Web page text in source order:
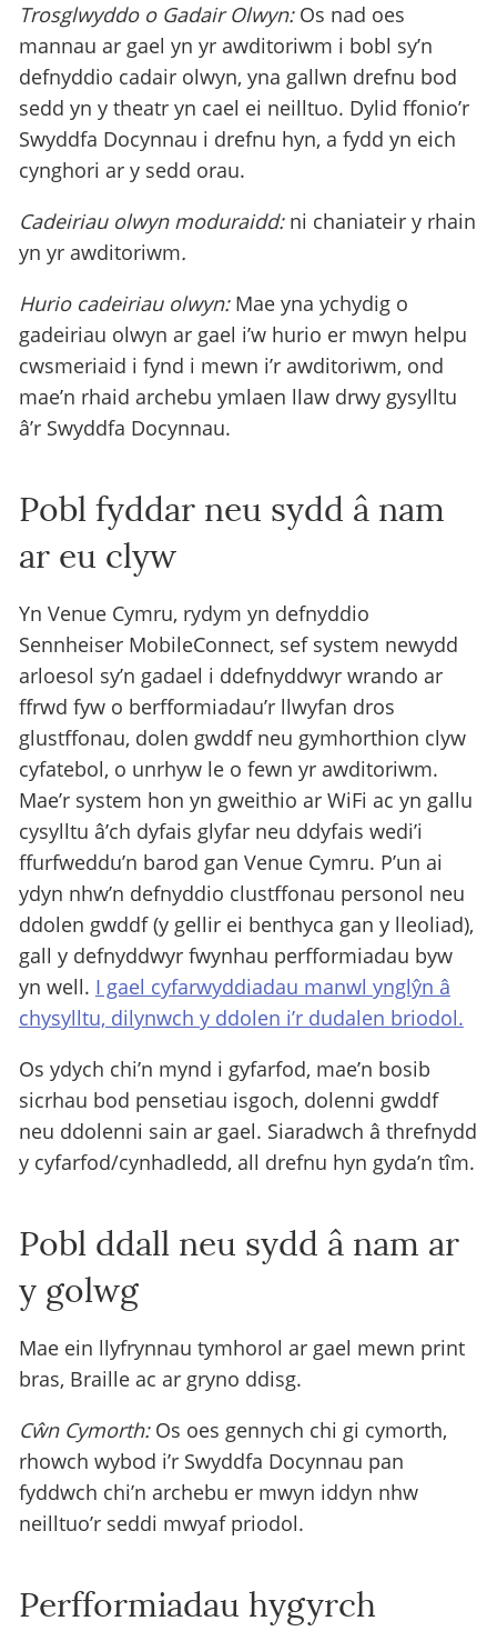
Trosglwyddo o Gadair Olwyn:Os nad oes
mannau ar gael yn yr awditoriwm i bobl sy’n
defnyddio cadair olwyn, yna gallwn drefnu bod
sedd yn y theatr yn cael ei neilltuo. Dylid ffonio’r
Swyddfa Docynnau i drefnu hyn, a fydd yn eich
cynghori ar y sedd orau.
Cadeiriau olwyn moduraidd: ni chaniateir y rhain
yn yr awditoriwm.
Hurio cadeiriau olwyn:Mae yna ychydig o
gadeiriau olwyn ar gael i’w hurio er mwyn helpu
cwsmeriaid i fynd i mewn i’r awditoriwm, ond
mae’n rhaid archebu ymlaen llaw drwy gysylltu
â’r Swyddfa Docynnau.
Pobl fyddar neu sydd â nam
ar eu clyw
Yn Venue Cymru, rydym yn defnyddio
Sennheiser MobileConnect, sef system newydd
arloesol sy’n gadael i ddefnyddwyr wrando ar
ffrwd fyw o berfformiadau’r llwyfan dros
glustffonau, dolen gwddf neu gymhorthion clyw
cyfatebol, o unrhyw le o fewn yr awditoriwm.
Mae’r system hon yn gweithio ar WiFi ac yn gallu
cysylltu â’ch dyfais glyfar neu ddyfais wedi’i
ffurfweddu’n barod gan Venue Cymru. P’un ai
ydyn nhw’n defnyddio clustffonau personol neu
ddolen gwddf (y gellir ei benthyca gan y lleoliad),
gall y defnyddwyr fwynhau perfformiadau byw
yn well. I gael cyfarwyddiadau manwl ynglŷn â
chysylltu, dilynwch y ddolen i’r dudalen briodol.
Os ydych chi’n mynd i gyfarfod, mae’n bosib
sicrhau bod pensetiau isgoch, dolenni gwddf
neu ddolenni sain ar gael. Siaradwch â threfnydd
y cyfarfod/cynhadledd, all drefnu hyn gyda’n tîm.
Pobl ddall neu sydd â nam ar
y golwg
Mae ein llyfrynnau tymhorol ar gael mewn print
bras, Braille ac ar gryno ddisg.
Cŵn Cymorth: Os oes gennych chi gi cymorth,
rhowch wybod i’r Swyddfa Docynnau pan
fyddwch chi’n archebu er mwyn iddyn nhw
neilltuo’r seddi mwyaf priodol.
Perfformiadau hygyrch